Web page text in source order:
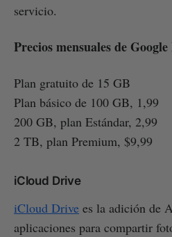
servicio.
Precios mensuales de
Plan gratuito de 15 GB
Plan básico de 100 GB, 1,99
200 GB, plan Estándar, 2,99
2 TB, plan Premium, $9,99
iCloud Drive
iCloud Drive es la adición de
aplicaciones para compartir